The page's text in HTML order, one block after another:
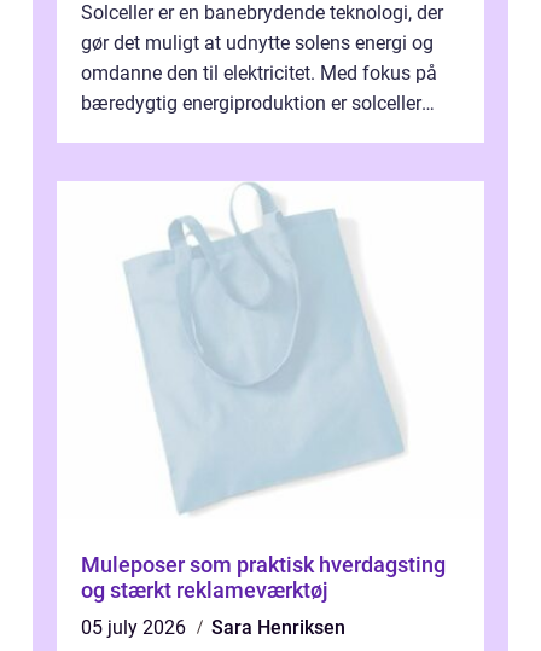
Solceller er en banebrydende teknologi, der
gør det muligt at udnytte solens energi og
omdanne den til elektricitet. Med fokus på
bæredygtig energiproduktion er solceller
Muleposer som praktisk hverdagsting
og stærkt reklameværktøj
05 july 2026 Sara Henriksen